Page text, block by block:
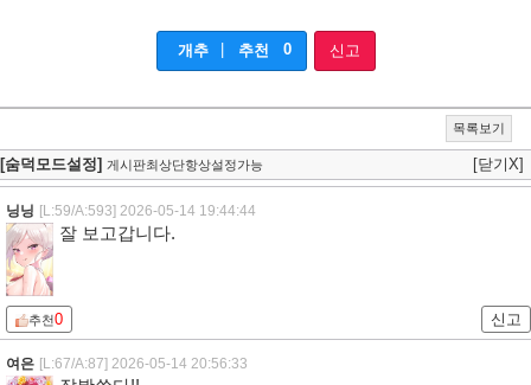
개추 | 추천 0 신고
목록보기
[숨덕모드설정] 게시판최상단항상설정가능 [닫기X]
닝닝 [L:59/A:593] 2026-05-14 19:44:44
잘 보고갑니다.
추천0 신고
여은 [L:67/A:87] 2026-05-14 20:56:33